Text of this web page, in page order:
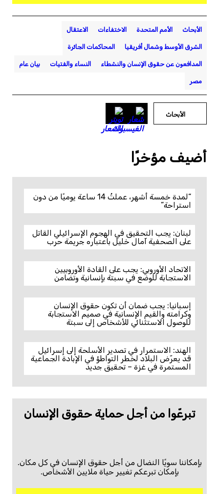
الأبحاث الأمم المتحدة الاختفاءات الاعتقال
الشرق الأوسط وشمال أفريقيا المحاكمات الجائرة
المدافعون عن حقوق الإنسان والنشطاء النساء والفتيات بيان عام
مصر
الأبحاث
أضيف مؤخرًا
“لمدة خمسة أشهر، عملتُ 14 ساعة يوميًا من دون
استراحة”
لبنان: يجب التحقيق في الهجوم الإسرائيلي القاتل
على الصحفية آمال خليل باعتباره جريمة حرب
الاتحاد الأوروبي: يجب على القادة الأوروبيين
الاستجابة للوضع في سبتة بإنسانية وتضامن
إسبانيا: يجب ضمان أن تكون حقوق الإنسان
وكرامته والقيم الإنسانية في صميم الاستجابة
للوصول الاستثنائي للأشخاص إلى سبتة
الهند: الاستمرار في تصدير الأسلحة إلى إسرائيل
قد يعرّض البلاد لخطر التواطؤ في الإبادة الجماعية
المستمرة في غزة – تحقيق جديد
تبرعّوا من أجل حماية حقوق الإنسان
بإمكاننا سويًا النضال من أجل حقوق الإنسان في كل مكان.
بإمكان تبرعكم تغيير حياة ملايين الأشخاص.